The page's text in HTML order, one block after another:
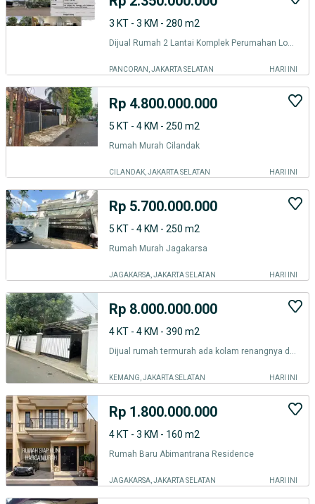
3 KT - 3 KM - 280 m2
Dijual Rumah 2 Lantai Komplek Perumahan Loka Indah Kalibata Pancoran
PANCORAN, JAKARTA SELATAN HARI INI
Rp 4.800.000.000
5 KT - 4 KM - 250 m2
Rumah Murah Cilandak
CILANDAK, JAKARTA SELATAN HARI INI
Rp 5.700.000.000
5 KT - 4 KM - 250 m2
Rumah Murah Jagakarsa
JAGAKARSA, JAKARTA SELATAN HARI INI
Rp 8.000.000.000
4 KT - 4 KM - 390 m2
Dijual rumah termurah ada kolam renangnya di kemang jakatta selatan
KEMANG, JAKARTA SELATAN HARI INI
Rp 1.800.000.000
4 KT - 3 KM - 160 m2
Rumah Baru Abimantrana Residence
JAGAKARSA, JAKARTA SELATAN HARI INI